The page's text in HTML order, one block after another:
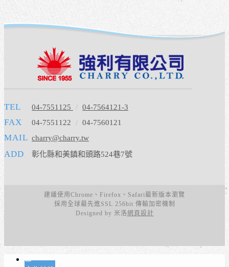
TEL 04-7551125 / 04-7564121-3
FAX 04-7551122 / 04-7560121
MAIL charry@charry.tw
ADD 彰化縣和美鎮和頭路524巷7號
建議使用Chrome、Firefox、Safari最新版本瀏覽
採用全球最先進SSL 256bit 傳輸加密機制
Designed by 米洛網頁設計